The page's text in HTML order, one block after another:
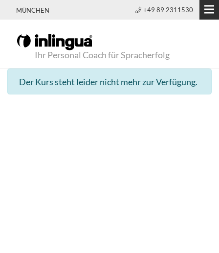
MÜNCHEN +49 89 2311530
Ihr Personal Coach für Spracherfolg
Der Kurs steht leider nicht mehr zur Verfügung.